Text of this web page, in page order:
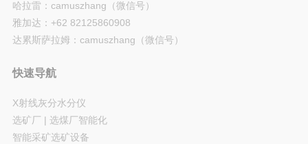
哈拉雷：camuszhang（微信号）
雅加达：+62 82125860908
达累斯萨拉姆：camuszhang（微信号）
快速导航
X射线灰分水分仪
选矿厂 | 选煤厂智能化
智能采矿选矿设备